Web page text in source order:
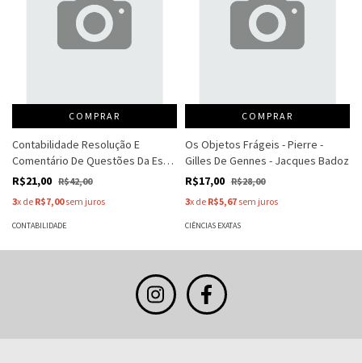
COMPRAR
Contabilidade Resolução E
Comentário De Questões Da Esaf
- Luiz Eduardo Santos
R$21,00 R$42,00
3x de R$7,00sem juros
CONTABILIDADE
COMPRAR
Os Objetos Frágeis - Pierre -
Gilles De Gennes - Jacques Badoz
R$17,00 R$28,00
3x de R$5,67 sem juros
CIÊNCIAS EXATAS